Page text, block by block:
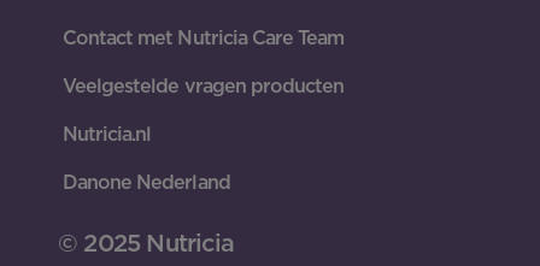
Contact met Nutricia Care Team
Veelgestelde vragen producten
Nutricia.nl
Danone Nederland
© 2025 Nutricia